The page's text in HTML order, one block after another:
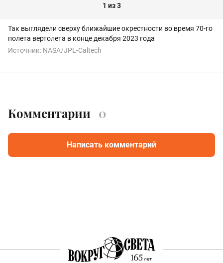
1 из 3
Так выглядели сверху ближайшие окрестности во время 70-го
полета вертолета в конце декабря 2023 года
Источник: NASA/JPL-Caltech
Комментарии 0
Написать комментарий